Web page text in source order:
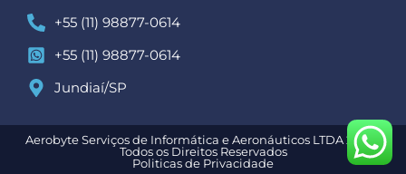
+55 (11) 98877-0614
+55 (11) 98877-0614
Jundiaí/SP
Aerobyte Serviços de Informática e Aeronáuticos LTDA 2025 -
Todos os Direitos Reservados
Politicas de Privacidade